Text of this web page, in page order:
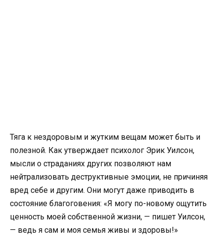
Тяга к нездоровым и жутким вещам может быть и
полезной. Как утверждает психолог Эрик Уилсон,
мысли о страданиях других позволяют нам
нейтрализовать деструктивные эмоции, не причиняя
вред себе и другим. Они могут даже приводить в
состояние благоговения: «Я могу по-новому ощутить
ценность моей собственной жизни, — пишет Уилсон,
— ведь я сам и моя семья живы и здоровы!»